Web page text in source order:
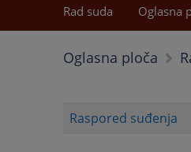
Rad suda Oglasna
Oglasna ploča
Raspored suđenja